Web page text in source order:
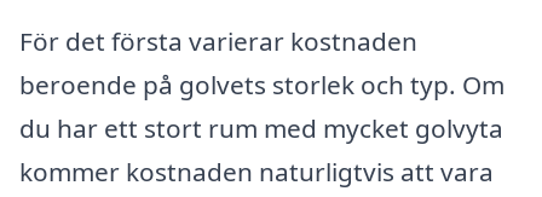
För det första varierar kostnaden
beroende på golvets storlek och typ. Om
du har ett stort rum med mycket golvyta
kommer kostnaden naturligtvis att vara